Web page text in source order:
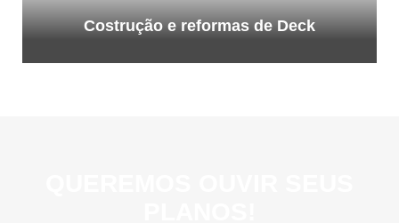
Costrução e reformas de Deck